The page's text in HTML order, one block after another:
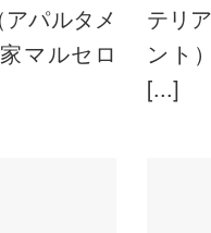
パルタメ
マルセロ
テリ
ント
[...]